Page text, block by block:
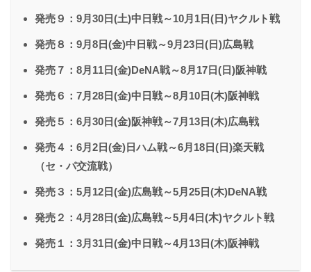
発売９：9月30日(土)中日戦～10月1日(日)ヤクルト戦
発売８：9月8日(金)中日戦～9月23日(日)広島戦
発売７：8月11日(金)DeNA戦～8月17日(日)阪神戦
発売６：7月28日(金)中日戦～8月10日(木)阪神戦
発売５：6月30日(金)阪神戦～7月13日(木)広島戦
発売４：6月2日(金)日ハム戦～6月18日(日)楽天戦
（セ・パ交流戦）
発売３：5月12日(金)広島戦～5月25日(木)DeNA戦
発売２：4月28日(金)広島戦～5月4日(木)ヤクルト戦
発売１：3月31日(金)中日戦～4月13日(木)阪神戦